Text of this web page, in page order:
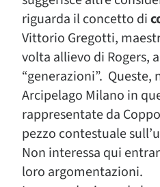
riguarda il concetto di
Vittorio Gregotti,
volta allievo di Rogers,
“generazioni”. Queste,
Arcipelago Milano in
rappresentate da
pezzo contestuale
Non interessa qui
loro argomentazioni.